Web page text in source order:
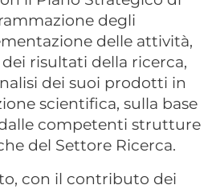
degli
delle attività,
risultati della ricerca,
dei suoi prodotti in
scientifica, sulla base
competenti strutture
del Settore Ricerca.
con il contributo dei